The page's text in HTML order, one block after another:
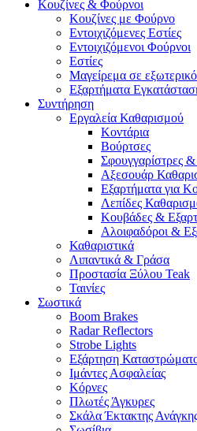
Κουζίνες & Φούρνοι
Κουζίνες με Φούρνο
Εντοιχιζόμενες Εστίες
Εντοιχιζόμενοι Φούρνοι
Εστίες
Μαγείρεμα σε
Εξαρτήματα
Συντήρηση
Εργαλεία Καθαρισμού
Κοντάρια
Βούρτσες
Σφουγγαρίστρες
Αξεσουάρ
Εξαρτήματα για
Λεπίδες
Κουβάδες &
Αλοιφαδόροι &
Καθαριστικά
Λιπαντικά & Γράσα
Προστασία Ξύλου Teak
Ταινίες
Σωστικά
Boom Brakes
Radar Reflectors
Strobe Lights
Εξάρτηση
Ιμάντες Ασφαλείας
Κόρνες
Πλωτές Άγκυρες
Σκάλα Έκτακτης